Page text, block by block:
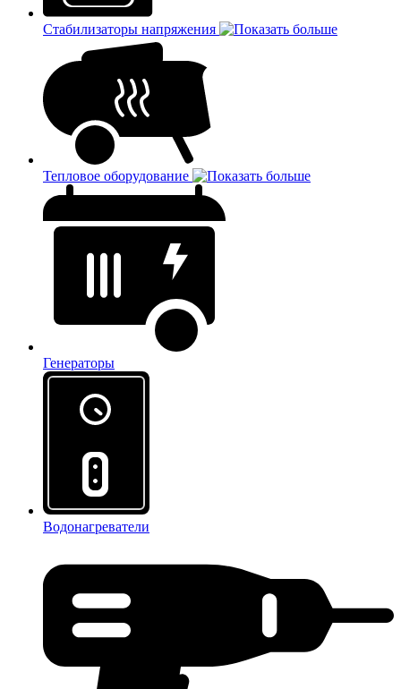
Стабилизаторы напряжения
Тепловое оборудование
Генераторы
Водонагреватели